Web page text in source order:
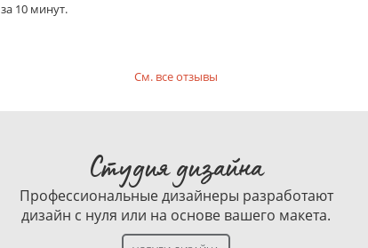
10 минут.
См. все отзывы
Студия дизайна
Профессиональные дизайнеры разработают
дизайн с нуля или на основе вашего макета.